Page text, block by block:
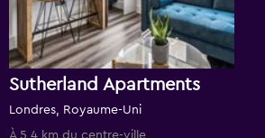
Sutherland Apartments
Londres, Royaume-Uni
À 5,4 km du centre-ville